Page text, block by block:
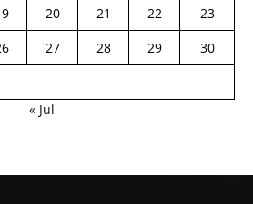
20 21 22
23
27 28 29
30
« Jul